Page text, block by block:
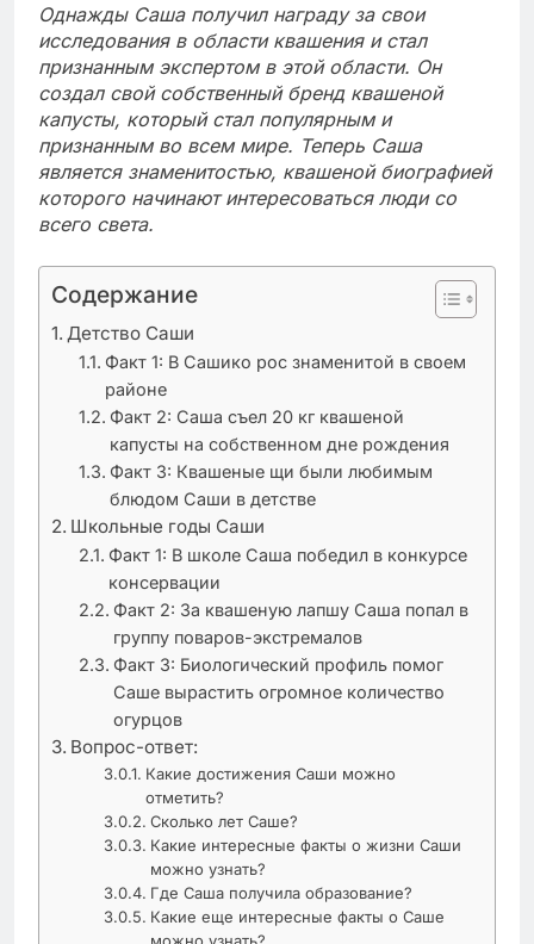
Однажды Саша получил награду за свои
исследования в области квашения и стал
признанным экспертом в этой области. Он
создал свой собственный бренд квашеной
капусты, который стал популярным и
признанным во всем мире. Теперь Саша
является знаменитостью, квашеной биографией
которого начинают интересоваться люди со
всего света.
Содержание
Детство Саши
Факт 1: В Сашико рос знаменитой в своем
районе
Факт 2: Саша съел 20 кг квашеной
капусты на собственном дне рождения
Факт 3: Квашеные щи были любимым
блюдом Саши в детстве
Школьные годы Саши
Факт 1: В школе Саша победил в конкурсе
консервации
Факт 2: За квашеную лапшу Саша попал в
группу поваров-экстремалов
Факт 3: Биологический профиль помог
Саше вырастить огромное количество
огурцов
Вопрос-ответ:
Какие достижения Саши можно
отметить?
Сколько лет Саше?
Какие интересные факты о жизни Саши
можно узнать?
Где Саша получила образование?
Какие еще интересные факты о Саше